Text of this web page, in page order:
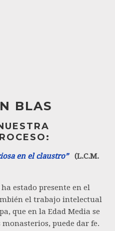
BLAS
en el claustro” (L.C.M.
estado presente en el
el trabajo intelectual
que en la Edad Media se
puede dar fe.